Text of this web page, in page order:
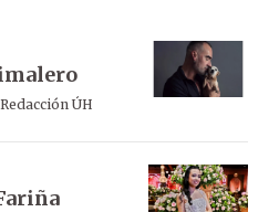
Redacción ÚH